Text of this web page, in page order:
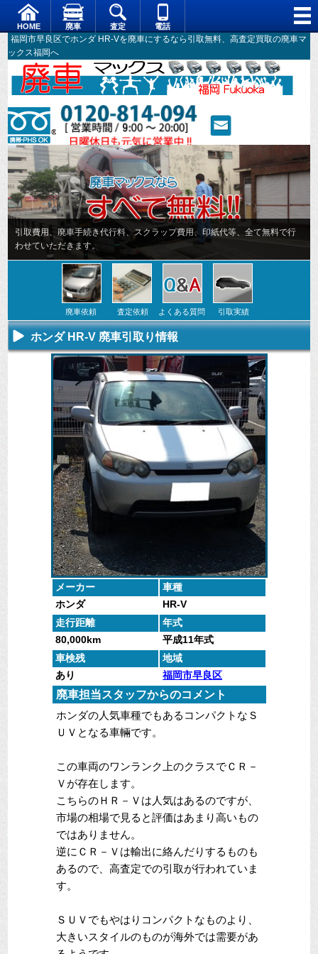
福岡市早良区でホンダ HR-Vを廃車にするなら引取無料、高査定買取の廃車マ
ックス福岡へ
HOME 廃車 査定 電話
引取費用、廃車手続き代行料、スクラップ費用、印紙代等、全て無料で行
わせていただきます。
廃車依頼
不要になった
車の廃車手続
きを行いま
す。
査定依頼
専門スタッフ
がしっかりと
査定いたしま
す。
よくある質問
廃車全般に関
するよくある
質問
にお答えしま
す。
引取実績
た車や下取で
買取った車の
実績データ
ホンダ HR-V 廃車引取り情報
メーカー
車種
ホンダ
HR-V
走行距離
年式
80,000km
平成11年式
車検残
地域
あり
福岡市早良区
廃車担当スタッフからのコメント
ホンダの人気車種でもあるコンパクトなＳ
ＵＶとなる車輛です。
この車両のワンランク上のクラスでＣＲ－
Ｖが存在します。
こちらのＨＲ－Ｖは人気はあるのですが、
市場の相場で見ると評価はあまり高いもの
ではありません。
逆にＣＲ－Ｖは輸出に絡んだりするものも
あるので、高査定での引取が行われていま
す。
ＳＵＶでもやはりコンパクトなものより、
大きいスタイルのものが海外では需要があ